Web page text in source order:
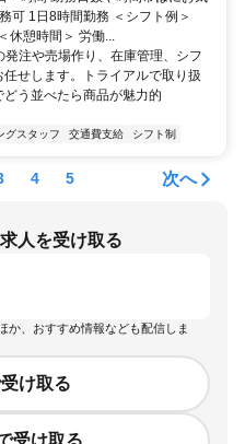
可 1日8時間勤務 ＜シフト例＞
休憩時間＞ 労働...
注や売場作り、在庫管理、シフ
せします。トライアルで取り扱
う並べたら商品が魅力的
グスタッフ 交通費支給 シフト制
4 5 次へ
人を受け取る
か、おすすめ情報なども配信しま
け取る
受け取る